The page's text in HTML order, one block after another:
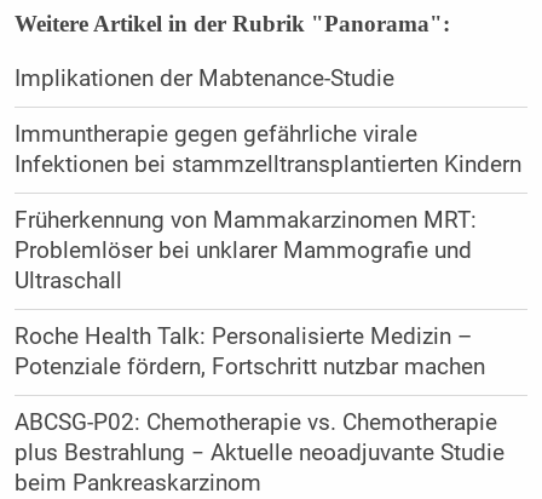
Weitere Artikel in der Rubrik "Panorama":
Implikationen der Mabtenance-Studie
Immuntherapie gegen gefährliche virale
Infektionen bei stammzelltransplantierten Kindern
Früherkennung von Mammakarzinomen MRT:
Problemlöser bei unklarer Mammografie und
Ultraschall
Roche Health Talk: Personalisierte Medizin –
Potenziale fördern, Fortschritt nutzbar machen
ABCSG-P02: Chemotherapie vs. Chemotherapie
plus Bestrahlung − Aktuelle neoadjuvante Studie
beim Pankreaskarzinom